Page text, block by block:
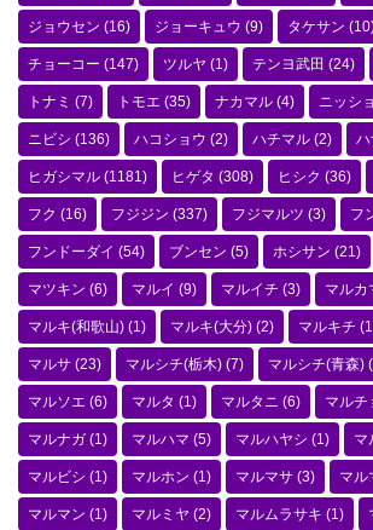
ジョウセン (16) ジョーキュウ (9) タケサン
チョーコー (147) ツルヤ (1) テンヨ武田 (24)
トナミ (7) トモエ (35) ナカマル (4) ニッシ
ニビシ (136) ハコショウ (2) ハチマル (2)
ヒガシマル (1181) ヒゲタ (308) ヒシク (36)
フク (16) フジジン (337) フジマルツ (3) フ
フンドーダイ (54) ブンセン (5) ホシサン (21)
マツキン (6) マルイ (9) マルイチ (3) マルカ
マルキ(和歌山) (1) マルキ(大分) (2) マルキチ
マルサ (23) マルシチ(栃木) (7) マルシチ(青森)
マルソエ (6) マルタ (1) マルタニ (6) マルチ
マルナガ (1) マルハマ (5) マルハヤシ (1) マ
マルビシ (1) マルホン (1) マルマサ (3) マル
マルマン (1) マルミヤ (2) マルムラサキ (1)